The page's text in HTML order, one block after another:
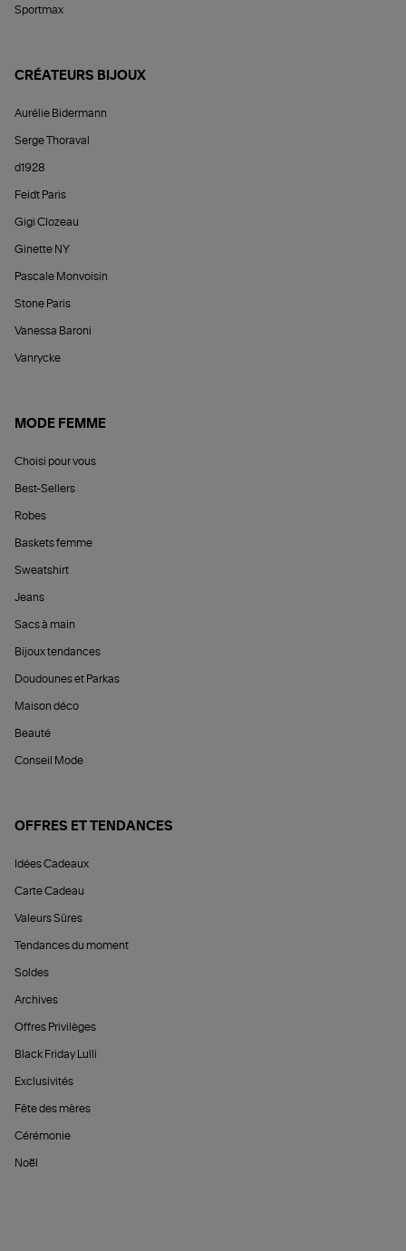
Sportmax
CRÉATEURS BIJOUX
Aurélie Bidermann
Serge Thoraval
d1928
Feidt Paris
Gigi Clozeau
Ginette NY
Pascale Monvoisin
Stone Paris
Vanessa Baroni
Vanrycke
MODE FEMME
Choisi pour vous
Best-Sellers
Robes
Baskets femme
Sweatshirt
Jeans
Sacs à main
Bijoux tendances
Doudounes et Parkas
Maison déco
Beauté
Conseil Mode
OFFRES ET TENDANCES
Idées Cadeaux
Carte Cadeau
Valeurs Sûres
Tendances du moment
Soldes
Archives
Offres Privilèges
Black Friday Lulli
Exclusivités
Fête des mères
Cérémonie
Noël